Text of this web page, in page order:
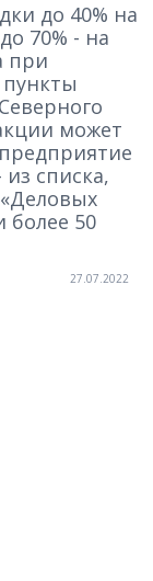
до 40% на
70% - на
при
может
списка,
более 50
27.07.2022